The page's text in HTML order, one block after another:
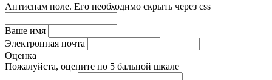
Антиспам поле. Его необходимо скрыть через css
Ваше имя
Электронная почта
Оценка
Пожалуйста, оцените по 5 бальной шкале